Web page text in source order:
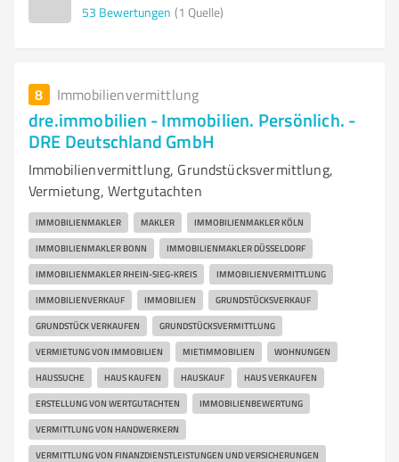
53 Bewertungen (1 Quelle)
8 Immobilienvermittlung
dre.immobilien - Immobilien. Persönlich. -
DRE Deutschland GmbH
Immobilienvermittlung, Grundstücksvermittlung,
Vermietung, Wertgutachten
IMMOBILIENMAKLER MAKLER IMMOBILIENMAKLER KÖLN
IMMOBILIENMAKLER BONN IMMOBILIENMAKLER DÜSSELDORF
IMMOBILIENMAKLER RHEIN-SIEG-KREIS IMMOBILIENVERMITTLUNG
IMMOBILIENVERKAUF IMMOBILIEN GRUNDSTÜCKSVERKAUF
GRUNDSTÜCK VERKAUFEN GRUNDSTÜCKSVERMITTLUNG
VERMIETUNG VON IMMOBILIEN MIETIMMOBILIEN WOHNUNGEN
HAUSSUCHE HAUS KAUFEN HAUSKAUF HAUS VERKAUFEN
ERSTELLUNG VON WERTGUTACHTEN IMMOBILIENBEWERTUNG
VERMITTLUNG VON HANDWERKERN
VERMITTLUNG VON FINANZDIENSTLEISTUNGEN UND VERSICHERUNGEN